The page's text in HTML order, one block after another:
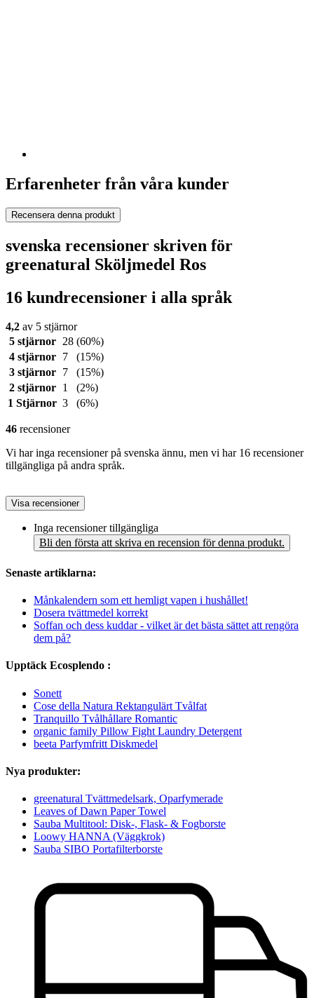
Erfarenheter från våra kunder
Recensera denna produkt
svenska recensioner skriven för
greenatural Sköljmedel Ros
16 kundrecensioner i alla språk
4,2 av 5 stjärnor
5 stjärnor 28 (60%)
4 stjärnor
7
(15%)
3 stjärnor
7
(15%)
2 stjärnor
1
(2%)
1 Stjärnor 3 (6%)
46 recensioner
Vi har inga recensioner på svenska ännu, men vi har 16 recensioner
tillgängliga på andra språk.
Visa recensioner
Inga recensioner tillgängliga
Bli den första att skriva en recension för denna produkt.
Senaste artiklarna:
Månkalendern som ett hemligt vapen i hushållet!
Dosera tvättmedel korrekt
Soffan och dess kuddar - vilket är det bästa sättet att rengöra
dem på?
Upptäck Ecosplendo :
Sonett
Cose della Natura Rektangulärt Tvålfat
Tranquillo Tvålhållare Romantic
organic family Pillow Fight Laundry Detergent
beeta Parfymfritt Diskmedel
Nya produkter:
greenatural Tvättmedelsark, Oparfymerade
Leaves of Dawn Paper Towel
Sauba Multitool: Disk-, Flask- & Fogborste
Loowy HANNA (Väggkrok)
Sauba SIBO Portafilterborste